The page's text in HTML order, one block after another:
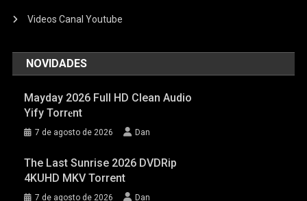
Videos Canal Youtube
NOVIDADES
Mayday 2026 Full HD Clean Audio
Yify Torr𝐞nt
7 de agosto de 2026 Dan
The Last Sunrise 2026 DVDRip
4KUHD MKV Torrent
7 de agosto de 2026 Dan